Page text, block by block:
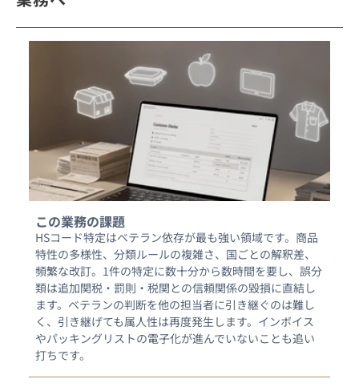
この業務の課題
HSコード特定はベテラン依存が最も強い領域です。商品
特性の多様性、分類ルールの複雑さ、国ごとの解釈差、
頻繁な改訂。1件の特定に数十分から数時間を要し、誤分
類は追加関税・罰則・税関との信頼関係の毀損に直結し
ます。ベテランの判断を他の担当者に引き継ぐのは難し
く、引き継げても属人性は再度発生します。インボイス
やパッキングリストの電子化が進んでいないことも追い
打ちです。